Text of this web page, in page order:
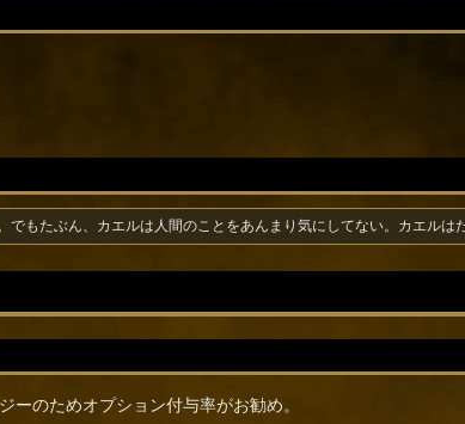
でもたぶん、カエルは人間のことをあんまり気にしてない。カエル
ーのためオプション付与率がお勧め。